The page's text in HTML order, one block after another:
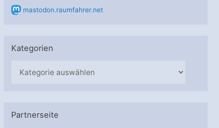
mastodon.raumfahrer.net
Kategorien
g
Partnerseite